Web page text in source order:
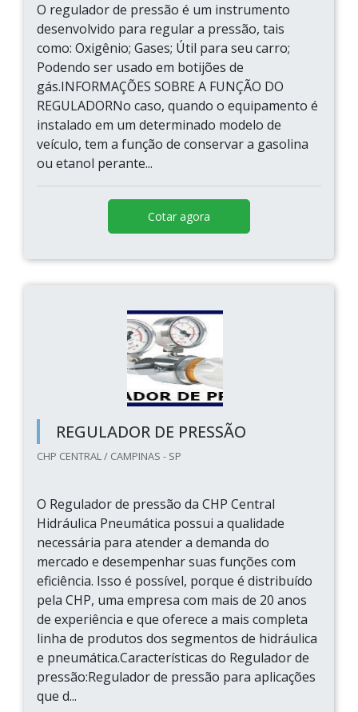
O regulador de pressão é um instrumento
desenvolvido para regular a pressão, tais
como: Oxigênio; Gases; Útil para seu carro;
Podendo ser usado em botijões de
gás.INFORMAÇÕES SOBRE A FUNÇÃO DO
REGULADORNo caso, quando o equipamento é
instalado em um determinado modelo de
veículo, tem a função de conservar a gasolina
ou etanol perante...
Cotar agora
REGULADOR DE PRESSÃO
CHP CENTRAL / CAMPINAS - SP
O Regulador de pressão da CHP Central
Hidráulica Pneumática possui a qualidade
necessária para atender a demanda do
mercado e desempenhar suas funções com
eficiência. Isso é possível, porque é distribuído
pela CHP, uma empresa com mais de 20 anos
de experiência e que oferece a mais completa
linha de produtos dos segmentos de hidráulica
e pneumática.Características do Regulador de
pressão:Regulador de pressão para aplicações
que d...